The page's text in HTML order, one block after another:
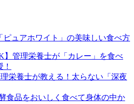
ピュアホワイト」の美味しい食べ方
】管理栄養士が「カレー」を食べ
栄養士が教える！太らない「深夜
食品をおいしく食べて身体の中か